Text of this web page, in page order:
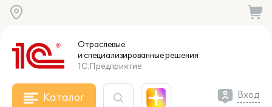
Отраслевые
и специализированныерешения
1С:Предприятие
Каталог Вход